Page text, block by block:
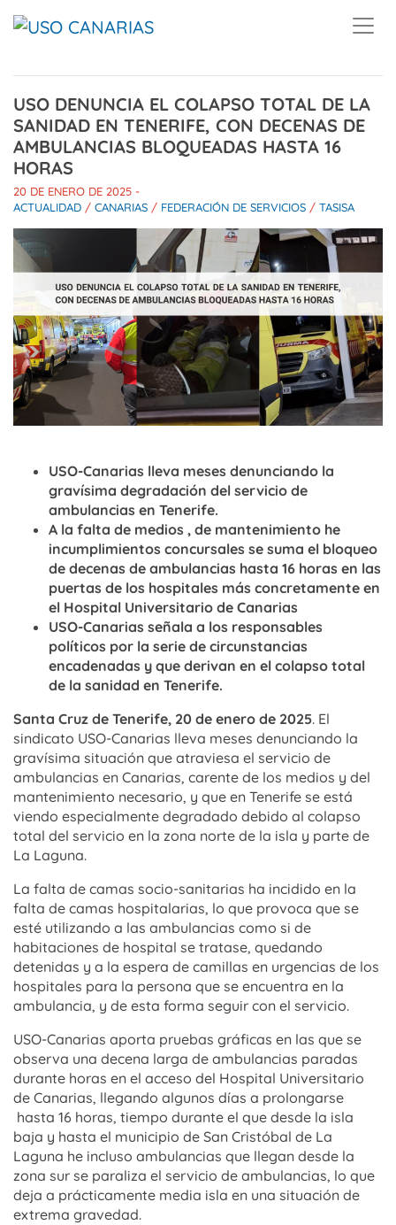
USO DENUNCIA EL COLAPSO TOTAL DE LA
SANIDAD EN TENERIFE, CON DECENAS DE
AMBULANCIAS BLOQUEADAS HASTA 16
HORAS
20 DE ENERO DE 2025 -
ACTUALIDAD / CANARIAS / FEDERACIÓN DE SERVICIOS / TASISA
USO-Canarias lleva meses denunciando la
gravísima degradación del servicio de
ambulancias en Tenerife.
A la falta de medios , de mantenimiento he
incumplimientos concursales se suma el bloqueo
de decenas de ambulancias hasta 16 horas en las
puertas de los hospitales más concretamente en
el Hospital Universitario de Canarias
USO-Canarias señala a los responsables
políticos por la serie de circunstancias
encadenadas y que derivan en el colapso total
de la sanidad en Tenerife.
Santa Cruz de Tenerife, 20 de enero de 2025. El
sindicato USO-Canarias lleva meses denunciando la
gravísima situación que atraviesa el servicio de
ambulancias en Canarias, carente de los medios y del
mantenimiento necesario, y que en Tenerife se está
viendo especialmente degradado debido al colapso
total del servicio en la zona norte de la isla y parte de
La Laguna.
La falta de camas socio-sanitarias ha incidido en la
falta de camas hospitalarias, lo que provoca que se
esté utilizando a las ambulancias como si de
habitaciones de hospital se tratase, quedando
detenidas y a la espera de camillas en urgencias de los
hospitales para la persona que se encuentra en la
ambulancia, y de esta forma seguir con el servicio.
USO-Canarias aporta pruebas gráficas en las que se
observa una decena larga de ambulancias paradas
durante horas en el acceso del Hospital Universitario
de Canarias, llegando algunos días a prolongarse
hasta 16 horas, tiempo durante el que desde la isla
baja y hasta el municipio de San Cristóbal de La
Laguna he incluso ambulancias que llegan desde la
zona sur se paraliza el servicio de ambulancias, lo que
deja a prácticamente media isla en una situación de
extrema gravedad.